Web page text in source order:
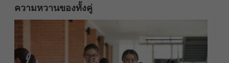
ความหวานของทั้งคู่